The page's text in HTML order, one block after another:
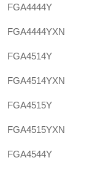
FGA4444Y
FGA4444YXN
FGA4514Y
FGA4514YXN
FGA4515Y
FGA4515YXN
FGA4544Y